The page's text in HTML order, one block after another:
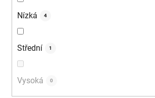
Nízká 4
Střední 1
Vysoká 0